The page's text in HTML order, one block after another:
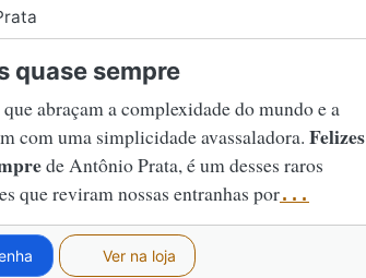
quase sempre
abraçam a complexidade do mundo e a
com uma simplicidade avassaladora. Felizes
de Antônio Prata, é um desses raros
que reviram nossas entranhas por...
Ver na loja